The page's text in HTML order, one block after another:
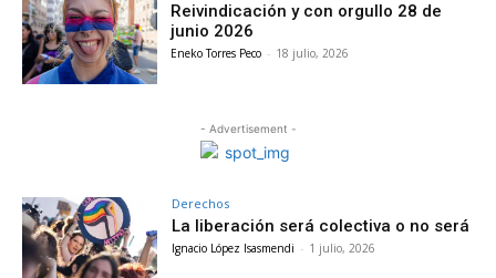
Reivindicación y con orgullo 28 de
junio 2026
Eneko Torres Peco - 18 julio, 2026
- Advertisement -
Derechos
La liberación será colectiva o no será
Ignacio López Isasmendi - 1 julio, 2026